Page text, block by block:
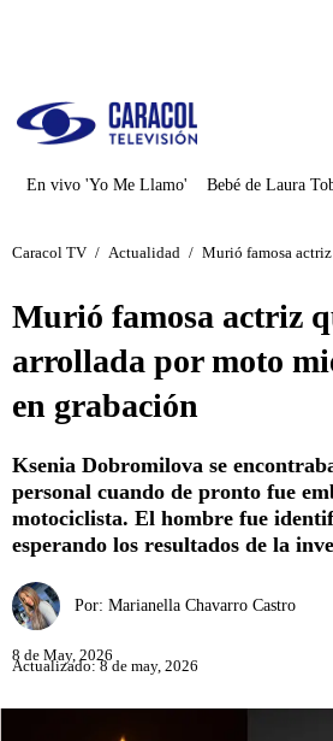
En vivo 'Yo Me Llamo' Bebé de Laura
Caracol TV / Actualidad / Murió famosa
Murió famosa actriz
arrollada por moto
en grabación
Ksenia Dobromilova se
personal cuando de pronto fue
motociclista. El hombre fue
esperando los resultados de la
Por: Marianella Chavarro Castro
8 de May, 2026
Actualizado: 8 de may, 2026